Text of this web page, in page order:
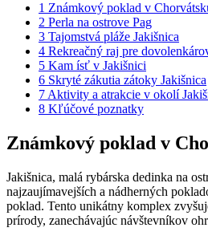
1 Známkový poklad v
2 Perla na ostrove Pag
3 Tajomstvá pláže Jakišnica
4 Rekreačný raj pre
5 Kam ísť v Jakišnici
6 Skryté zákutia zátoky Jakišnica
7 Aktivity a atrakcie v okolí
8 Kľúčové poznatky
Známkový poklad v
Jakišnica, malá rybárska dedinka na
najzaujímavejších a nádherných
poklad. Tento unikátny komplex
prírody, zanechávajúc návštevníkov